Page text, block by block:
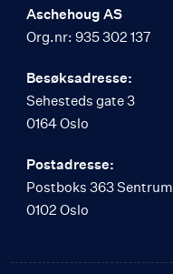
Aschehoug AS
Org.nr: 935 302 137
Besøksadresse:
Sehesteds gate 3
0164 Oslo
Postadresse:
Postboks 363 Sentrum
0102 Oslo